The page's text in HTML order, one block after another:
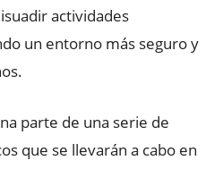
actividades
un entorno más seguro y
parte de una serie de
que se llevarán a cabo en